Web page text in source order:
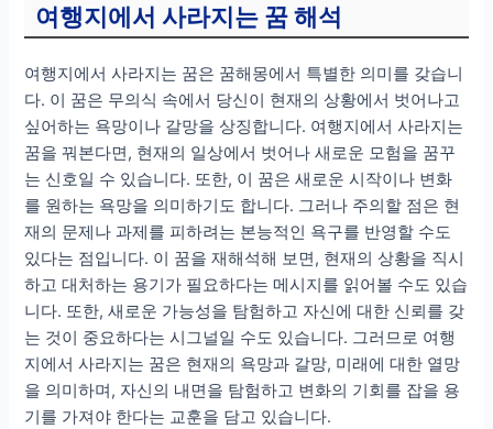
여행지에서 사라지는 꿈 해석
여행지에서 사라지는 꿈은 꿈해몽에서 특별한 의미를 갖습니
다. 이 꿈은 무의식 속에서 당신이 현재의 상황에서 벗어나고
싶어하는 욕망이나 갈망을 상징합니다. 여행지에서 사라지는
꿈을 꿔본다면, 현재의 일상에서 벗어나 새로운 모험을 꿈꾸
는 신호일 수 있습니다. 또한, 이 꿈은 새로운 시작이나 변화
를 원하는 욕망을 의미하기도 합니다. 그러나 주의할 점은 현
재의 문제나 과제를 피하려는 본능적인 욕구를 반영할 수도
있다는 점입니다. 이 꿈을 재해석해 보면, 현재의 상황을 직시
하고 대처하는 용기가 필요하다는 메시지를 읽어볼 수도 있습
니다. 또한, 새로운 가능성을 탐험하고 자신에 대한 신뢰를 갖
는 것이 중요하다는 시그널일 수도 있습니다. 그러므로 여행
지에서 사라지는 꿈은 현재의 욕망과 갈망, 미래에 대한 열망
을 의미하며, 자신의 내면을 탐험하고 변화의 기회를 잡을 용
기를 가져야 한다는 교훈을 담고 있습니다.